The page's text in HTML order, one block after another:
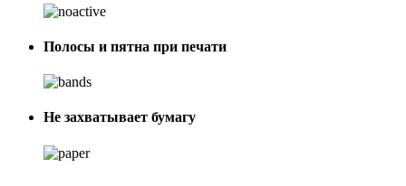
Полосы и пятна при печати
Не захватывает бумагу